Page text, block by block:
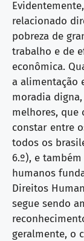
relacionado
pobreza de
trabalho e de
econômica.
a alimentação
moradia
melhores, que
constar entre
todos os
6.º), e
humanos
Direitos
segue sendo
geralmente, o